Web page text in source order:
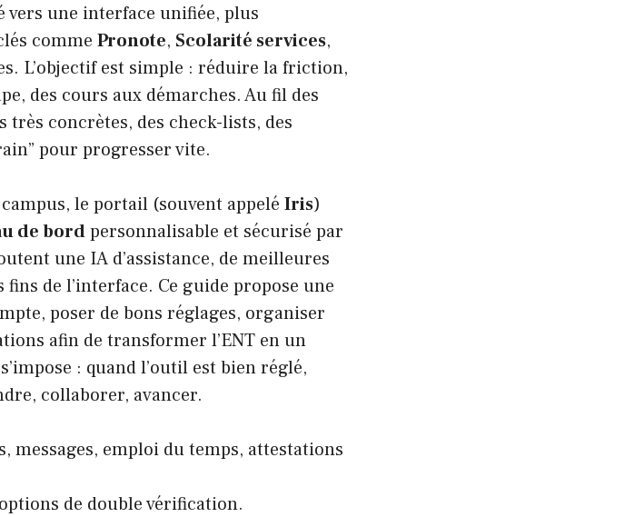
vers une interface unifiée, plus
comme Pronote, Scolarité services,
L’objectif est simple : réduire la friction,
des cours aux démarches. Au fil des
très concrètes, des check-lists, des
pour progresser vite.
le portail (souvent appelé Iris)
de bordpersonnalisable et sécurisé par
une IA d’assistance, de meilleures
de l’interface. Ce guide propose une
poser de bons réglages, organiser
afin de transformer l’ENT en un
: quand l’outil est bien réglé,
collaborer, avancer.
messages, emploi du temps, attestations
de double vérification.